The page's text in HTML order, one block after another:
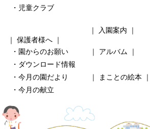
・児童クラブ
｜ 入園案内 ｜
｜ 保護者様へ ｜
・園からのお願い ｜ アルバム ｜
・ダウンロード情報
・今月の園だより
｜ まことの絵本 ｜
・今月の献立